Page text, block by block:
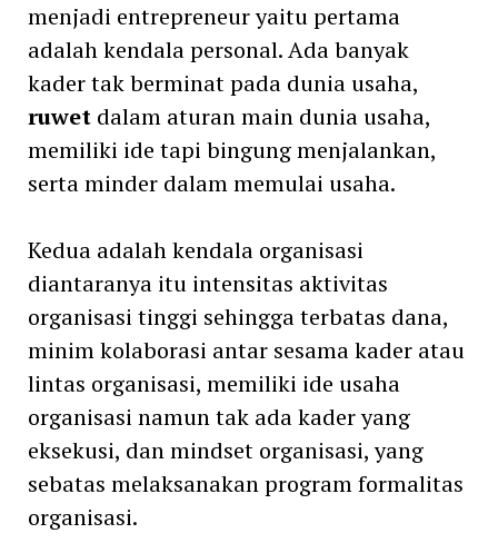
menjadi entrepreneur yaitu pertama
adalah kendala personal. Ada banyak
kader tak berminat pada dunia usaha,
ruwetdalam aturan main dunia usaha,
memiliki ide tapi bingung menjalankan,
serta minder dalam memulai usaha.
Kedua adalah kendala organisasi
diantaranya itu intensitas aktivitas
organisasi tinggi sehingga terbatas dana,
minim kolaborasi antar sesama kader atau
lintas organisasi, memiliki ide usaha
organisasi namun tak ada kader yang
eksekusi, dan mindset organisasi, yang
sebatas melaksanakan program formalitas
organisasi.